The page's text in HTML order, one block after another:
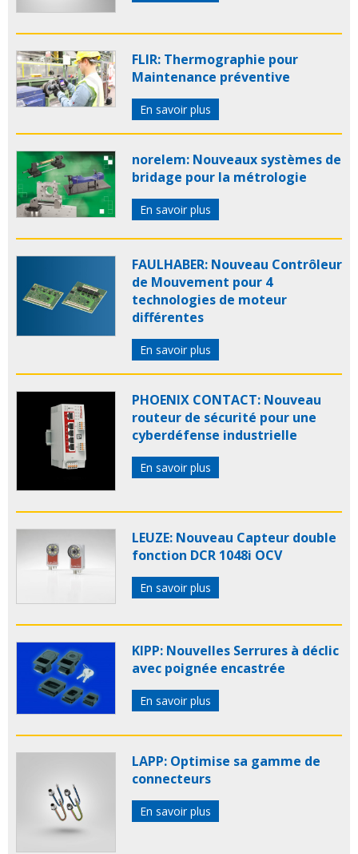
FLIR: Thermographie pour
Maintenance préventive
En savoir plus
norelem: Nouveaux systèmes de
bridage pour la métrologie
En savoir plus
FAULHABER: Nouveau Contrôleur
de Mouvement pour 4
technologies de moteur
différentes
En savoir plus
PHOENIX CONTACT: Nouveau
routeur de sécurité pour une
cyberdéfense industrielle
En savoir plus
LEUZE: Nouveau Capteur double
fonction DCR 1048i OCV
En savoir plus
KIPP: Nouvelles Serrures à déclic
avec poignée encastrée
En savoir plus
LAPP: Optimise sa gamme de
connecteurs
En savoir plus